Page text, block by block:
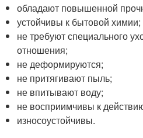
обладают повышенной
устойчивы к бытовой химии;
не требуют специального
отношения;
не деформируются;
не притягивают пыль;
не впитывают воду;
не восприимчивы к
износоустойчивы.